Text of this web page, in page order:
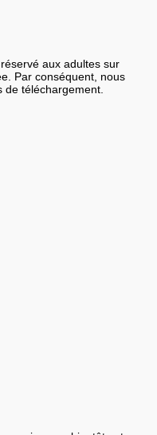
aux adultes sur
Par conséquent, nous
de téléchargement.